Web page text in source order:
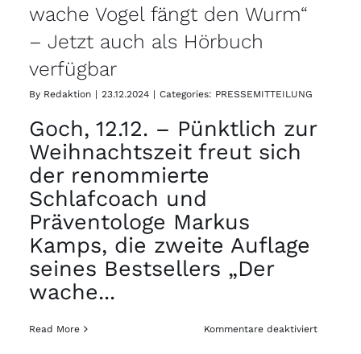
wache Vogel fängt den Wurm“
– Jetzt auch als Hörbuch
verfügbar
By Redaktion | 23.12.2024 | Categories: PRESSEMITTEILUNG
Goch, 12.12. – Pünktlich zur
Weihnachtszeit freut sich
der renommierte
Schlafcoach und
Präventologe Markus
Kamps, die zweite Auflage
seines Bestsellers „Der
wache...
Read More Kommentare deaktiviertfür